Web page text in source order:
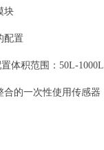
块
配置
体积范围：50L-1000L
合的一次性使用传感器